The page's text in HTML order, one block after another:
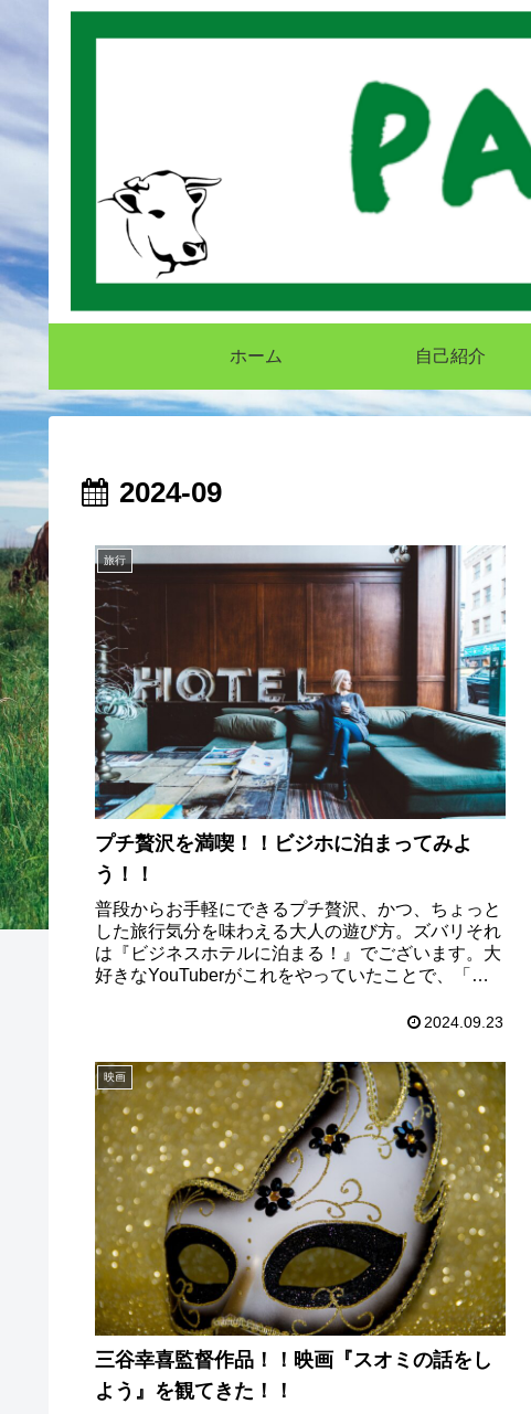
ホーム 自己紹介
2024-09
旅行
プチ贅沢を満喫！！ビジホに泊まってみよ
う！！
普段からお手軽にできるプチ贅沢、かつ、ちょっと
した旅行気分を味わえる大人の遊び方。ズバリそれ
は『ビジネスホテルに泊まる！』でございます。大
好きなYouTuberがこれをやっていたことで、「い
ですが、この度ついにデビューして参りました！場
ただければ幸いです。
2024.09.23
映画
三谷幸喜監督作品！！映画『スオミの話をし
よう』を観てきた！！